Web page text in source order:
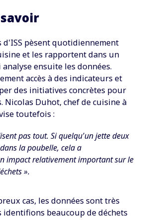
d'ISS pèsent quotidiennement
et les rapportent dans un
ensuite les données.
accès à des indicateurs et
des initiatives concrètes pour
Nicolas Duhot, chef de cuisine à
toutefois :
pas tout. Si quelqu'un jette deux
la poubelle, cela a
impact relativement important sur le
».
cas, les données sont très
identifions beaucoup de déchets